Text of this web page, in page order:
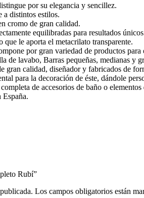
por su elegancia y sencillez.
a distintos estilos.
cromo de gran calidad.
equilibradas para resultados
le aporta el metacrilato transparente.
por gran variedad de productos
lavabo, Barras pequeñas, medianas y
calidad, diseñador y fabricados de
para la decoración de éste, dándole
de accesorios de baño o
España.
Rubí”
Los campos obligatorios están